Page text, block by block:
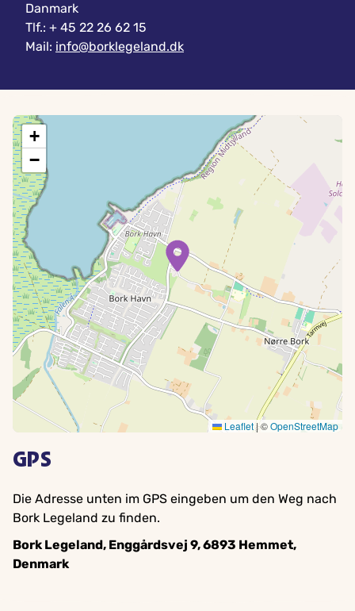
Danmark
Tlf.: + 45 22 26 62 15
Mail: info@borklegeland.dk
GPS
Die Adresse unten im GPS eingeben um den Weg nach
Bork Legeland zu finden.
Bork Legeland, Enggårdsvej 9, 6893 Hemmet,
Denmark
+
−
Leaflet|©OpenStreetMap